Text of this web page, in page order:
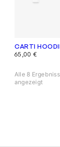
CARTI
65,00 €
Alle 8
angezeigt